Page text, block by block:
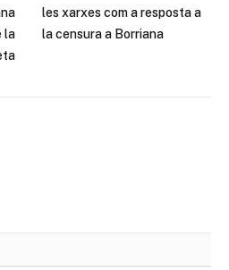
la
les xarxes com a resposta a
la censura a Borriana